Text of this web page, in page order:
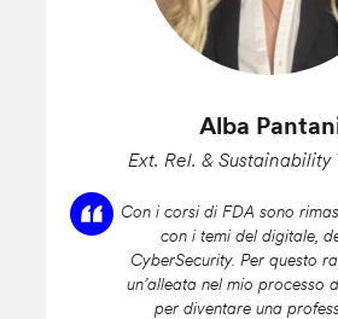
Alba
Ext. Rel. & Sustainability
Con i corsi di FDA sono
con i temi del digitale,
CyberSecurity. Per questo
un’alleata nel mio processo
per diventare una